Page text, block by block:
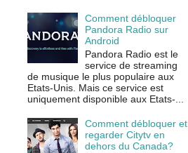
Comment débloquer
Pandora Radio sur
Android
Pandora Radio est le
service de streaming
de musique le plus populaire aux
Etats-Unis. Mais ce service est
uniquement disponible aux Etats-...
Comment débloquer et
regarder Citytv en
dehors du Canada?